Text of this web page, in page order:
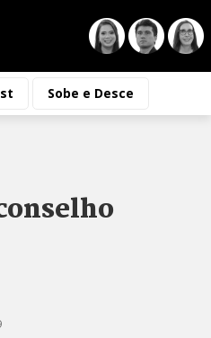
Sobe e Desce